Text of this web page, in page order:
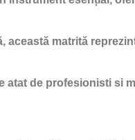
această matrită
atat de profesionisti si